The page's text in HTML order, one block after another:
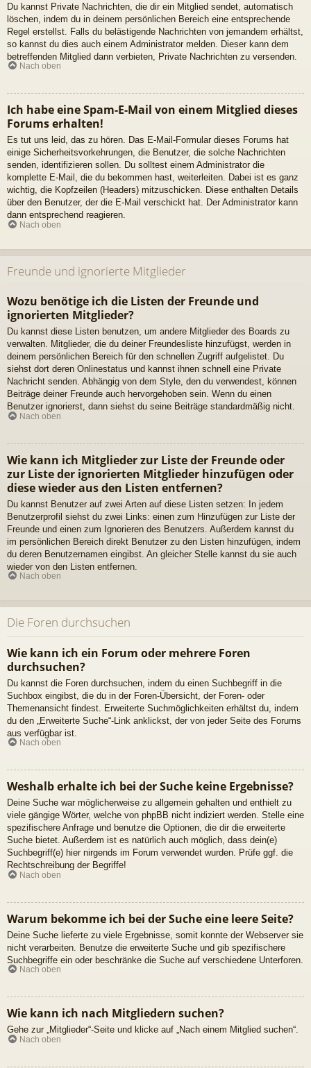
Du kannst Private Nachrichten, die dir ein Mitglied sendet, automatisch
löschen, indem du in deinem persönlichen Bereich eine entsprechende
Regel erstellst. Falls du belästigende Nachrichten von jemandem erhältst,
so kannst du dies auch einem Administrator melden. Dieser kann dem
betreffenden Mitglied dann verbieten, Private Nachrichten zu versenden.
Nach oben
Ich habe eine Spam-E-Mail von einem Mitglied dieses
Forums erhalten!
Es tut uns leid, das zu hören. Das E-Mail-Formular dieses Forums hat
einige Sicherheitsvorkehrungen, die Benutzer, die solche Nachrichten
senden, identifizieren sollen. Du solltest einem Administrator die
komplette E-Mail, die du bekommen hast, weiterleiten. Dabei ist es ganz
wichtig, die Kopfzeilen (Headers) mitzuschicken. Diese enthalten Details
über den Benutzer, der die E-Mail verschickt hat. Der Administrator kann
dann entsprechend reagieren.
Nach oben
Freunde und ignorierte Mitglieder
Wozu benötige ich die Listen der Freunde und
ignorierten Mitglieder?
Du kannst diese Listen benutzen, um andere Mitglieder des Boards zu
verwalten. Mitglieder, die du deiner Freundesliste hinzufügst, werden in
deinem persönlichen Bereich für den schnellen Zugriff aufgelistet. Du
siehst dort deren Onlinestatus und kannst ihnen schnell eine Private
Nachricht senden. Abhängig von dem Style, den du verwendest, können
Beiträge deiner Freunde auch hervorgehoben sein. Wenn du einen
Benutzer ignorierst, dann siehst du seine Beiträge standardmäßig nicht.
Nach oben
Wie kann ich Mitglieder zur Liste der Freunde oder
zur Liste der ignorierten Mitglieder hinzufügen oder
diese wieder aus den Listen entfernen?
Du kannst Benutzer auf zwei Arten auf diese Listen setzen: In jedem
Benutzerprofil siehst du zwei Links: einen zum Hinzufügen zur Liste der
Freunde und einen zum Ignorieren des Benutzers. Außerdem kannst du
im persönlichen Bereich direkt Benutzer zu den Listen hinzufügen, indem
du deren Benutzernamen eingibst. An gleicher Stelle kannst du sie auch
wieder von den Listen entfernen.
Nach oben
Die Foren durchsuchen
Wie kann ich ein Forum oder mehrere Foren
durchsuchen?
Du kannst die Foren durchsuchen, indem du einen Suchbegriff in die
Suchbox eingibst, die du in der Foren-Übersicht, der Foren- oder
Themenansicht findest. Erweiterte Suchmöglichkeiten erhältst du, indem
du den „Erweiterte Suche“-Link anklickst, der von jeder Seite des Forums
aus verfügbar ist.
Nach oben
Weshalb erhalte ich bei der Suche keine Ergebnisse?
Deine Suche war möglicherweise zu allgemein gehalten und enthielt zu
viele gängige Wörter, welche von phpBB nicht indiziert werden. Stelle eine
spezifischere Anfrage und benutze die Optionen, die dir die erweiterte
Suche bietet. Außerdem ist es natürlich auch möglich, dass dein(e)
Suchbegriff(e) hier nirgends im Forum verwendet wurden. Prüfe ggf. die
Rechtschreibung der Begriffe!
Nach oben
Warum bekomme ich bei der Suche eine leere Seite?
Deine Suche lieferte zu viele Ergebnisse, somit konnte der Webserver sie
nicht verarbeiten. Benutze die erweiterte Suche und gib spezifischere
Suchbegriffe ein oder beschränke die Suche auf verschiedene Unterforen.
Nach oben
Wie kann ich nach Mitgliedern suchen?
Gehe zur „Mitglieder“-Seite und klicke auf „Nach einem Mitglied suchen“.
Nach oben